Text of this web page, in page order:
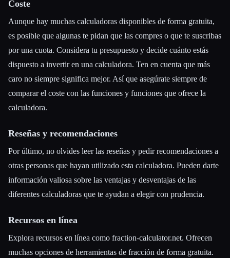
Coste
Aunque hay muchas calculadoras disponibles de forma gratuita,
es posible que algunas te pidan que las compres o que te suscribas
por una cuota. Considera tu presupuesto y decide cuánto estás
dispuesto a invertir en una calculadora. Ten en cuenta que más
caro no siempre significa mejor. Así que asegúrate siempre de
comparar el coste con las funciones y funciones que ofrece la
calculadora.
Reseñas y recomendaciones
Por último, no olvides leer las reseñas y pedir recomendaciones a
otras personas que hayan utilizado esta calculadora. Pueden darte
información valiosa sobre las ventajas y desventajas de las
diferentes calculadoras que te ayudan a elegir con prudencia.
Recursos en línea
Explora recursos en línea como fraction-calculator.net. Ofrecen
muchas opciones de herramientas de fracción de forma gratuita.